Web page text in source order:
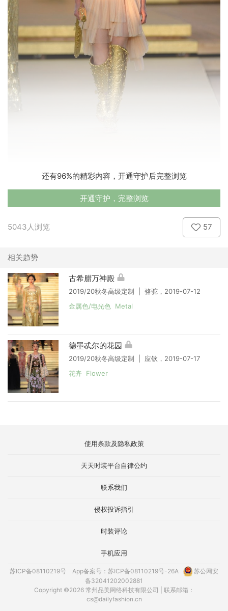
还有96%的精彩内容，开通守护后完整浏览
开通守护，完整浏览
5043人浏览 57
相关趋势
古希腊万神殿
2019/20秋冬高级定制 | 骆驼，2019-07-12
金属色/电光色 Metal
德墨忒尔的花园
2019/20秋冬高级定制 | 应钦，2019-07-17
花卉 Flower
使用条款及隐私政策
天天时装平台自律公约
联系我们
侵权投诉指引
时装评论
手机应用
苏ICP备08110219号 App备案号：苏ICP备08110219号-26A
苏公网安
备32041202002881
Copyright ©2026 常州品美网络科技有限公司 | 联系邮箱：
cs@dailyfashion.cn